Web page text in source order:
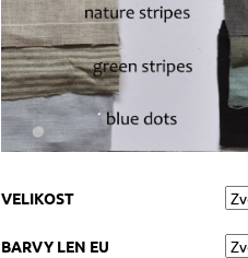
VELIKOST
BARVY LEN EU